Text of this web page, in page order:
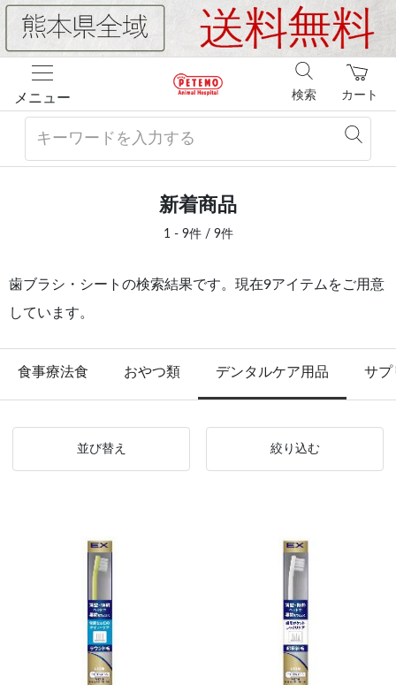
メニュー カート
検索
新着商品
1 - 9件 / 9件
歯ブラシ・シートの検索結果です。現在9アイテムをご用意
しています。
食事療法食 おやつ類 デンタルケア用品 サプ
並び替え 絞り込む